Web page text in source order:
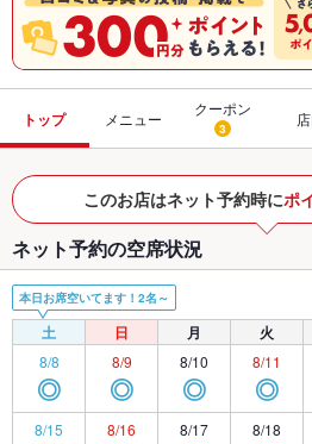
トップ メニュー
クーポン
3
このお店はネット予約時にポ
ネット予約の空席状況
本日お席空いてます！2名～
土 日 月 火
8/8
◎
8/9
◎
8/10
◎
8/11
◎
8/15 8/16 8/17 8/18